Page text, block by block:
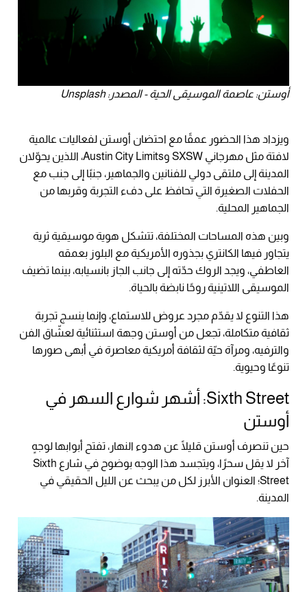
أوستن: عاصمة الموسيقى الحية - المصدر: Unsplash
ويزداد هذا الحضور عمقًا مع احتضان أوستن لفعاليات عالمية
لافتة مثل مهرجاني SXSW وAustin City Limits، اللذين يحوّلان
المدينة إلى ملتقى دولي للفنانين والجماهير، جنبًا إلى جنب مع
الحفلات الصغيرة التي تحافظ على دفء التجربة وقربها من
الجماهير المحلية.
وبين هذه المساحات المختلفة، تتشكل هوية موسيقية ثرية
يتجاور فيها الكانتري بجذوره الأمريكية مع البلوز بعمقه
العاطفي، ويجد الروك حدّته إلى جانب الجاز بانسيابه، بينما تضيف
الموسيقى اللاتينية روحًا نابضة بالحياة.
هذا التنوع لا يقدّم مجرد عروض للاستماع، وإنما ينسج تجربة
ثقافية متكاملة، تجعل من أوستن وجهة استثنائية لعشّاق الفن
والترفيه، ومرآة حيّة لثقافة أمريكية معاصرة في أبهى صورها
تنوعًا وحيوية.
Sixth Street: أشهر شوارع السهر في
أوستن
حين تنصرف أوستن قليلًا عن هدوء النهار، تفتح أبوابها لوجهٍ
آخر لا يقل سحرًا، ويتجسد هذا الوجه بوضوح في شارع Sixth
Street؛ العنوان الأبرز لكل من يبحث عن الليل الحقيقي في
المدينة.